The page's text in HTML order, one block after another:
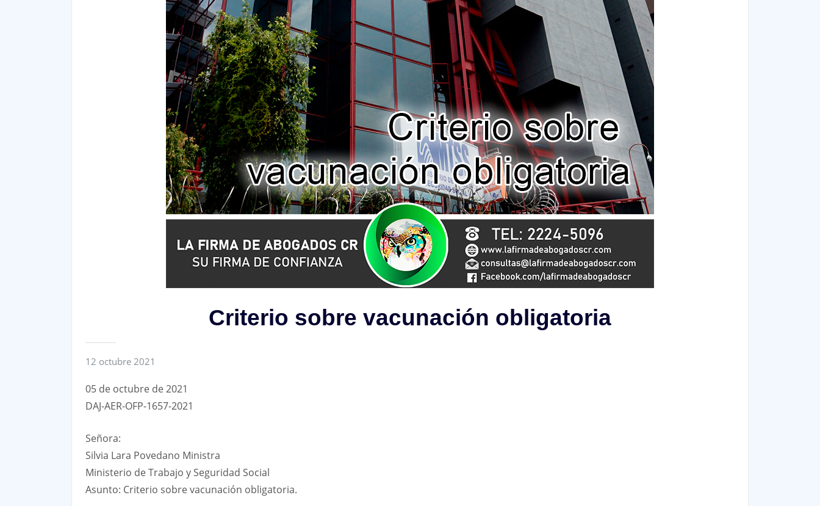
Criterio sobre vacunación obligatoria
12 octubre 2021
05 de octubre de 2021
DAJ-AER-OFP-1657-2021
Señora:
Silvia Lara Povedano Ministra
Ministerio de Trabajo y Seguridad Social
Asunto: Criterio sobre vacunación obligatoria.